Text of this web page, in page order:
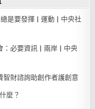
是要發揮 | 運動 | 中央社
必要資訊 | 兩岸 | 中央
財諮詢助創作者護創意
麼？